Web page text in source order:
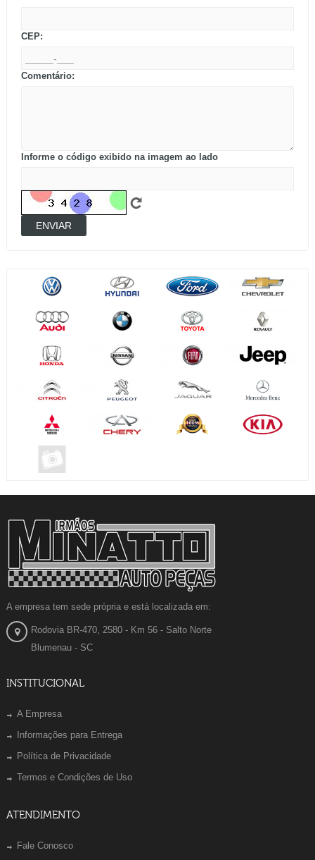
CEP:
Comentário:
Informe o código exibido na imagem ao lado
ENVIAR
A empresa tem sede própria e está localizada em:
Rodovia BR-470, 2580 - Km 56 - Salto Norte
Blumenau - SC
INSTITUCIONAL
A Empresa
Informações para Entrega
Política de Privacidade
Termos e Condições de Uso
ATENDIMENTO
Fale Conosco